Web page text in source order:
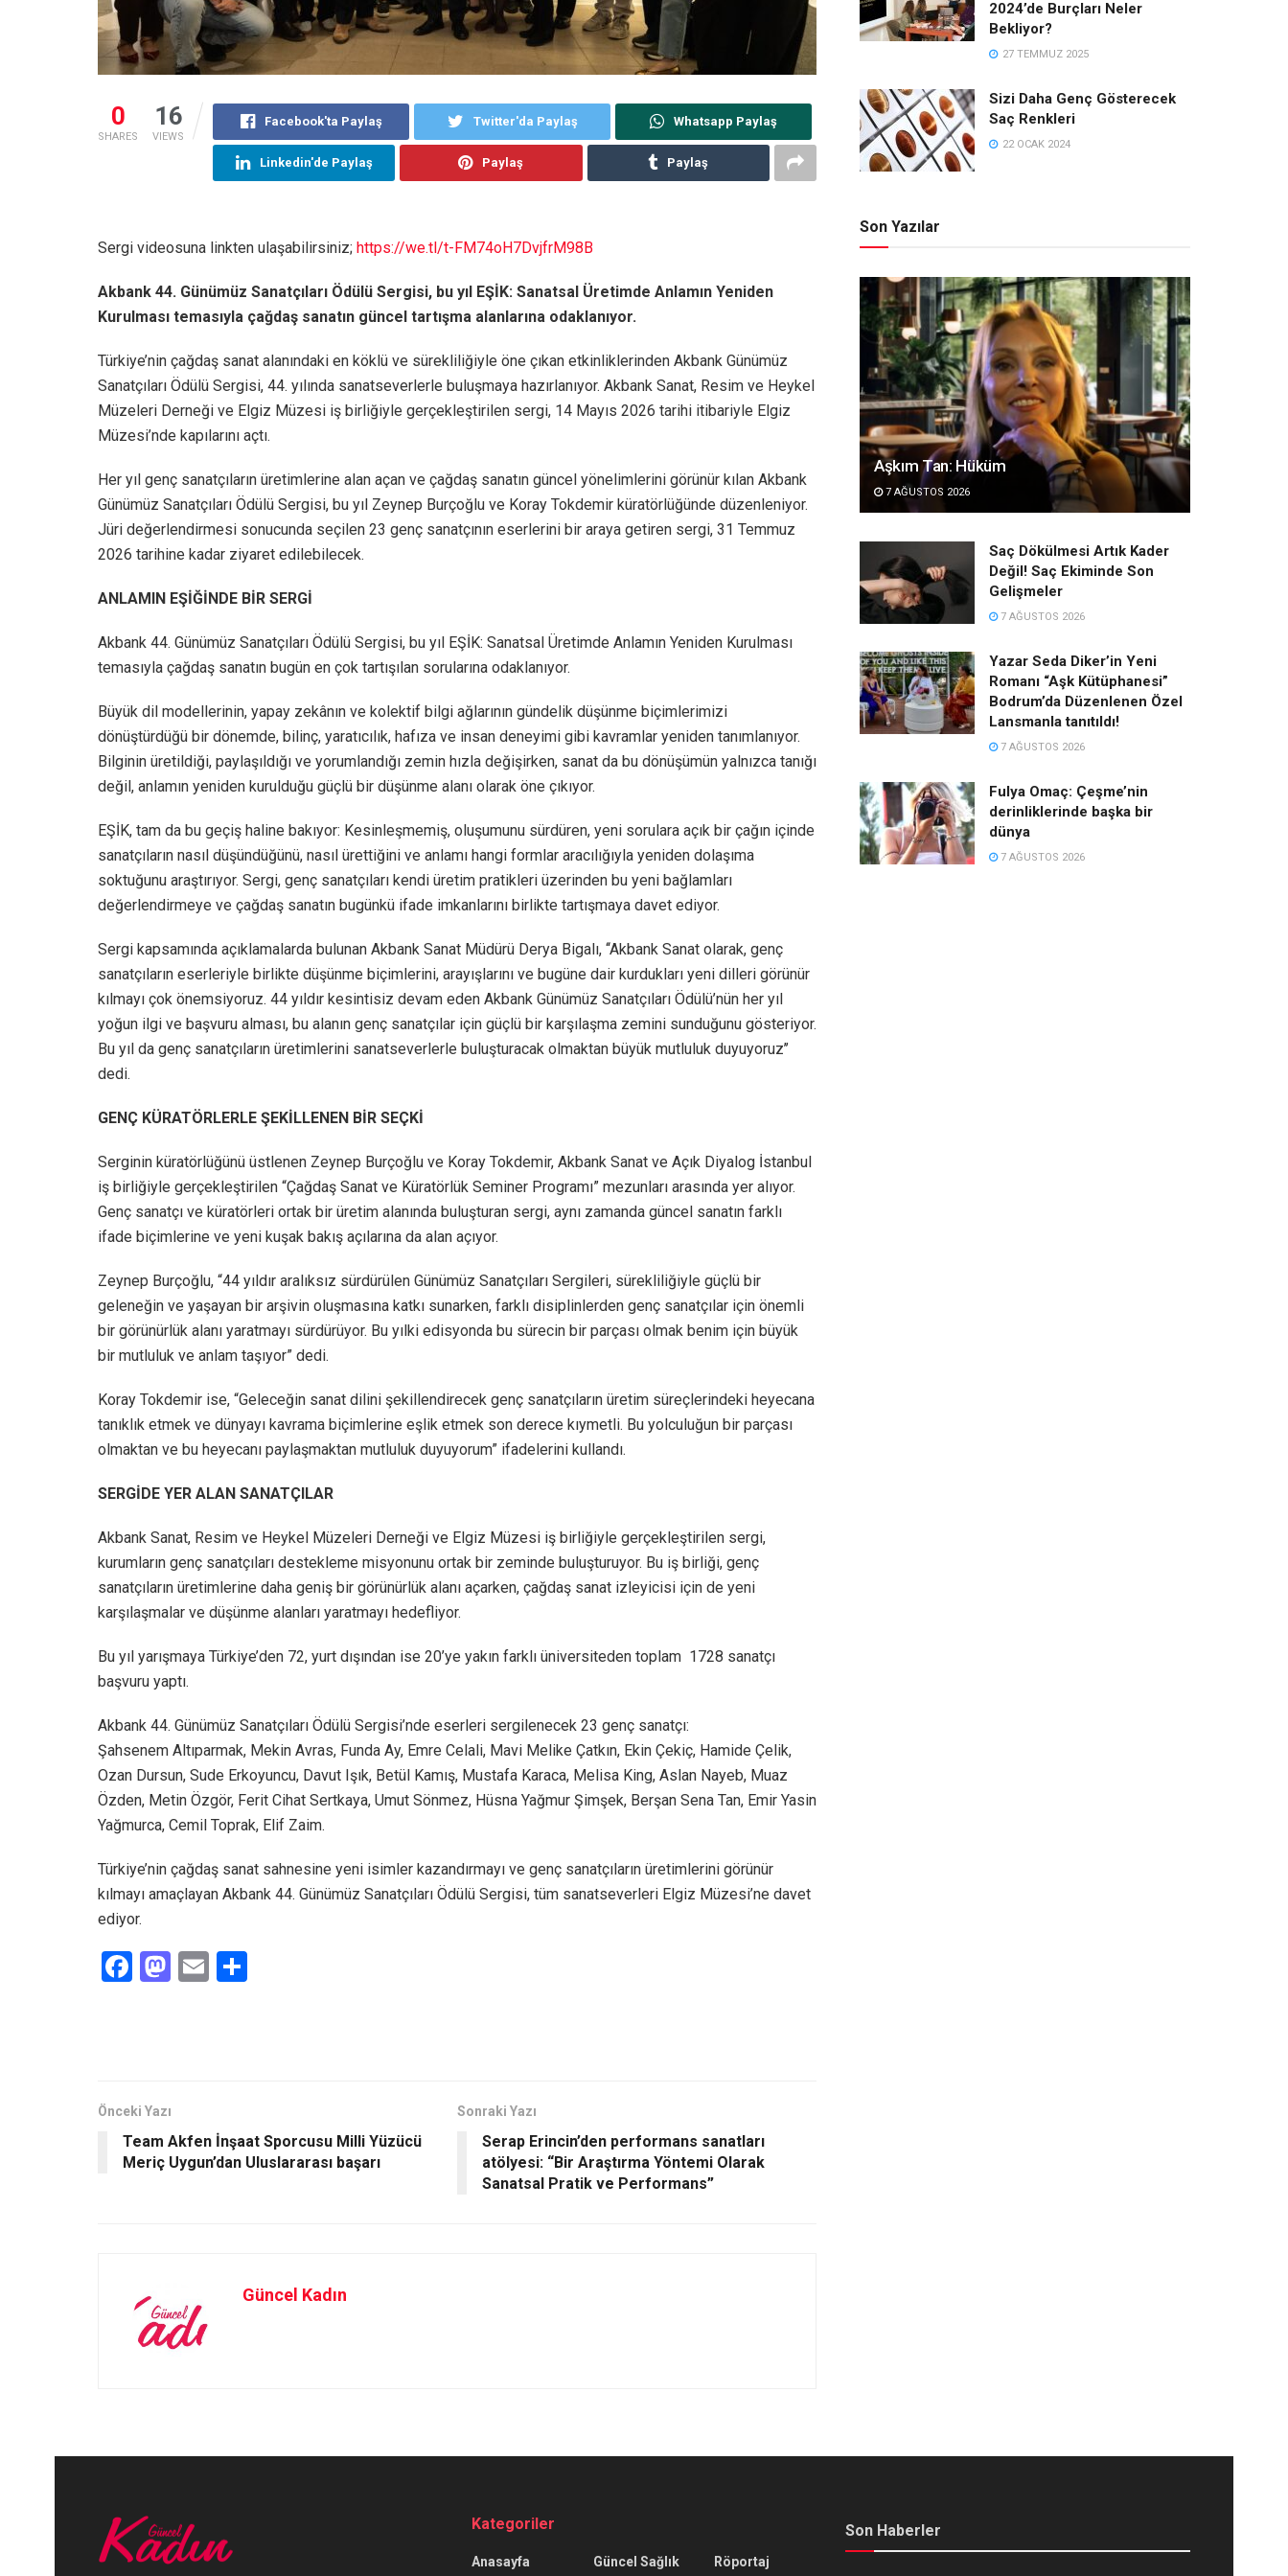
0
SHARES
16
VIEWS
Facebook'ta Paylaş Twitter'da Paylaş Whatsapp Paylaş
Linkedin'de Paylaş Paylaş Paylaş
Sergi videosuna linkten ulaşabilirsiniz; https://we.tl/t-FM74oH7DvjfrM98B
Akbank 44. Günümüz Sanatçıları Ödülü Sergisi, bu yıl EŞİK: Sanatsal Üretimde Anlamın Yeniden
Kurulması temasıyla çağdaş sanatın güncel tartışma alanlarına odaklanıyor.
Türkiye’nin çağdaş sanat alanındaki en köklü ve sürekliliğiyle öne çıkan etkinliklerinden Akbank Günümüz
Sanatçıları Ödülü Sergisi, 44. yılında sanatseverlerle buluşmaya hazırlanıyor. Akbank Sanat, Resim ve Heykel
Müzeleri Derneği ve Elgiz Müzesi iş birliğiyle gerçekleştirilen sergi, 14 Mayıs 2026 tarihi itibariyle Elgiz
Müzesi’nde kapılarını açtı.
Her yıl genç sanatçıların üretimlerine alan açan ve çağdaş sanatın güncel yönelimlerini görünür kılan Akbank
Günümüz Sanatçıları Ödülü Sergisi, bu yıl Zeynep Burçoğlu ve Koray Tokdemir küratörlüğünde düzenleniyor.
Jüri değerlendirmesi sonucunda seçilen 23 genç sanatçının eserlerini bir araya getiren sergi, 31 Temmuz
2026 tarihine kadar ziyaret edilebilecek.
ANLAMIN EŞİĞİNDE BİR SERGİ
Akbank 44. Günümüz Sanatçıları Ödülü Sergisi, bu yıl EŞİK: Sanatsal Üretimde Anlamın Yeniden Kurulması
temasıyla çağdaş sanatın bugün en çok tartışılan sorularına odaklanıyor.
Büyük dil modellerinin, yapay zekânın ve kolektif bilgi ağlarının gündelik düşünme biçimlerimizi
dönüştürdüğü bir dönemde, bilinç, yaratıcılık, hafıza ve insan deneyimi gibi kavramlar yeniden tanımlanıyor.
Bilginin üretildiği, paylaşıldığı ve yorumlandığı zemin hızla değişirken, sanat da bu dönüşümün yalnızca tanığı
değil, anlamın yeniden kurulduğu güçlü bir düşünme alanı olarak öne çıkıyor.
EŞİK, tam da bu geçiş haline bakıyor: Kesinleşmemiş, oluşumunu sürdüren, yeni sorulara açık bir çağın içinde
sanatçıların nasıl düşündüğünü, nasıl ürettiğini ve anlamı hangi formlar aracılığıyla yeniden dolaşıma
soktuğunu araştırıyor. Sergi, genç sanatçıları kendi üretim pratikleri üzerinden bu yeni bağlamları
değerlendirmeye ve çağdaş sanatın bugünkü ifade imkanlarını birlikte tartışmaya davet ediyor.
Sergi kapsamında açıklamalarda bulunan Akbank Sanat Müdürü Derya Bigalı, ‘‘Akbank Sanat olarak, genç
sanatçıların eserleriyle birlikte düşünme biçimlerini, arayışlarını ve bugüne dair kurdukları yeni dilleri görünür
kılmayı çok önemsiyoruz. 44 yıldır kesintisiz devam eden Akbank Günümüz Sanatçıları Ödülü’nün her yıl
yoğun ilgi ve başvuru alması, bu alanın genç sanatçılar için güçlü bir karşılaşma zemini sunduğunu gösteriyor.
Bu yıl da genç sanatçıların üretimlerini sanatseverlerle buluşturacak olmaktan büyük mutluluk duyuyoruz’’
dedi.
GENÇ KÜRATÖRLERLE ŞEKİLLENEN BİR SEÇKİ
Serginin küratörlüğünü üstlenen Zeynep Burçoğlu ve Koray Tokdemir, Akbank Sanat ve Açık Diyalog İstanbul
iş birliğiyle gerçekleştirilen “Çağdaş Sanat ve Küratörlük Seminer Programı” mezunları arasında yer alıyor.
Genç sanatçı ve küratörleri ortak bir üretim alanında buluşturan sergi, aynı zamanda güncel sanatın farklı
ifade biçimlerine ve yeni kuşak bakış açılarına da alan açıyor.
Zeynep Burçoğlu, “44 yıldır aralıksız sürdürülen Günümüz Sanatçıları Sergileri, sürekliliğiyle güçlü bir
geleneğin ve yaşayan bir arşivin oluşmasına katkı sunarken, farklı disiplinlerden genç sanatçılar için önemli
bir görünürlük alanı yaratmayı sürdürüyor. Bu yılki edisyonda bu sürecin bir parçası olmak benim için büyük
bir mutluluk ve anlam taşıyor” dedi.
Koray Tokdemir ise, “Geleceğin sanat dilini şekillendirecek genç sanatçıların üretim süreçlerindeki heyecana
tanıklık etmek ve dünyayı kavrama biçimlerine eşlik etmek son derece kıymetli. Bu yolculuğun bir parçası
olmaktan ve bu heyecanı paylaşmaktan mutluluk duyuyorum” ifadelerini kullandı.
SERGİDE YER ALAN SANATÇILAR
Akbank Sanat, Resim ve Heykel Müzeleri Derneği ve Elgiz Müzesi iş birliğiyle gerçekleştirilen sergi,
kurumların genç sanatçıları destekleme misyonunu ortak bir zeminde buluşturuyor. Bu iş birliği, genç
sanatçıların üretimlerine daha geniş bir görünürlük alanı açarken, çağdaş sanat izleyicisi için de yeni
karşılaşmalar ve düşünme alanları yaratmayı hedefliyor.
Bu yıl yarışmaya Türkiye’den 72, yurt dışından ise 20’ye yakın farklı üniversiteden toplam 1728 sanatçı
başvuru yaptı.
Akbank 44. Günümüz Sanatçıları Ödülü Sergisi’nde eserleri sergilenecek 23 genç sanatçı:
Şahsenem Altıparmak, Mekin Avras, Funda Ay, Emre Celali, Mavi Melike Çatkın, Ekin Çekiç, Hamide Çelik,
Ozan Dursun, Sude Erkoyuncu, Davut Işık, Betül Kamış, Mustafa Karaca, Melisa King, Aslan Nayeb, Muaz
Özden, Metin Özgör, Ferit Cihat Sertkaya, Umut Sönmez, Hüsna Yağmur Şimşek, Berşan Sena Tan, Emir Yasin
Yağmurca, Cemil Toprak, Elif Zaim.
Türkiye’nin çağdaş sanat sahnesine yeni isimler kazandırmayı ve genç sanatçıların üretimlerini görünür
kılmayı amaçlayan Akbank 44. Günümüz Sanatçıları Ödülü Sergisi, tüm sanatseverleri Elgiz Müzesi’ne davet
ediyor.
F
o
k
M
n
E
Önceki Yazı
Team Akfen İnşaat Sporcusu Milli Yüzücü
Meriç Uygun’dan Uluslararası başarı
Sonraki Yazı
Serap Erincin’den performans sanatları
atölyesi: “Bir Araştırma Yöntemi Olarak
Sanatsal Pratik ve Performans”
Güncel Kadın
2024’de Burçları Neler
Bekliyor?
27 TEMMUZ 2025
Sizi Daha Genç Gösterecek
Saç Renkleri
22 OCAK 2024
Son Yazılar
Aşkım Tan: Hüküm
7 AĞUSTOS 2026
Saç Dökülmesi Artık Kader
Değil! Saç Ekiminde Son
Gelişmeler
7 AĞUSTOS 2026
Yazar Seda Diker’in Yeni
Romanı “Aşk Kütüphanesi”
Bodrum’da Düzenlenen Özel
Lansmanla tanıtıldı!
7 AĞUSTOS 2026
Fulya Omaç: Çeşme’nin
derinliklerinde başka bir
dünya
7 AĞUSTOS 2026
Kategoriler
Anasayfa Güncel Sağlık Röportaj
Son Haberler